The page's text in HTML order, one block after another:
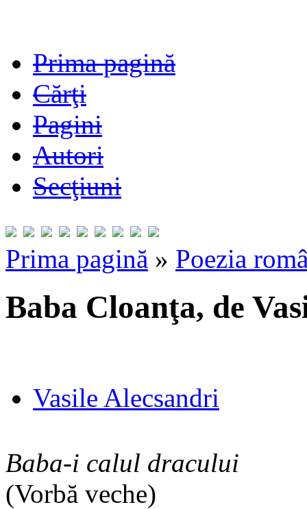
Prima pagină
Cărţi
Pagini
Autori
Secţiuni
Prima pagină » Poezia
Baba Cloanţa, de
Vasile Alecsandri
Baba-i calul dracului
(Vorbă veche)